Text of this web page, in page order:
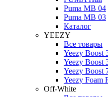
Puma MB 04
Puma MB 03
Каталог
YEEZY
Все товары
Yeezy Boost
Yeezy Boost
Yeezy Boost
Yeezy Foam
Off-White